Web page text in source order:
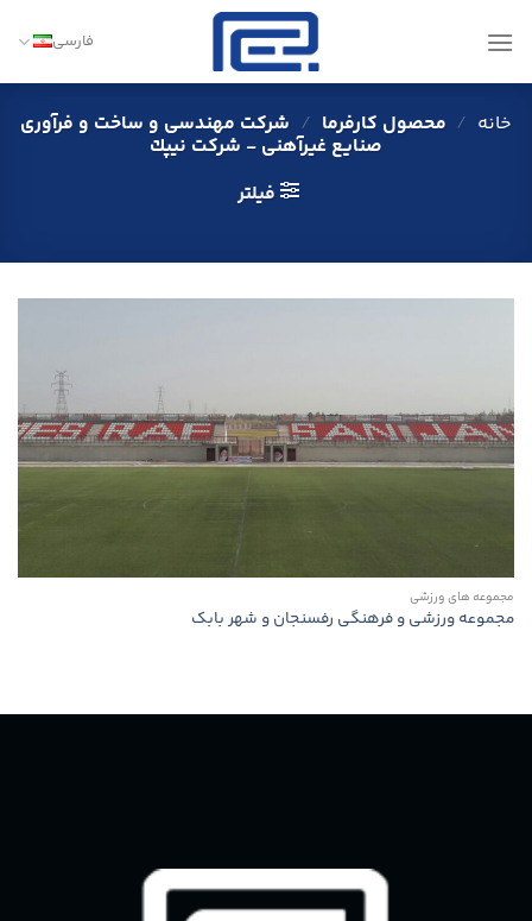
فارسی
خانه / محصول کارفرما / شركت مهندسی و ساخت و فرآوری
صنایع غیرآهنی - شركت نیپك
فیلتر
مجموعه های ورزشی
مجموعه ورزشی و فرهنگی رفسنجان و شهر بابک